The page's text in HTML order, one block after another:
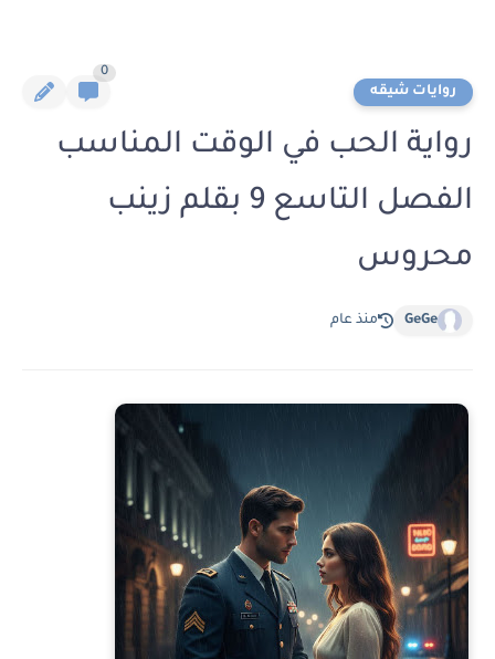
روايات شيقه
0
رواية الحب في الوقت المناسب
الفصل التاسع 9 بقلم زينب
محروس
GeGe منذ عام